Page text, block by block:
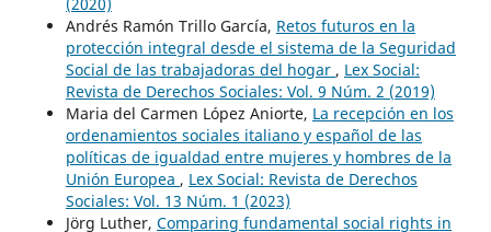
Andrés Ramón Trillo García, Retos futuros en la
protección integral desde el sistema de la Seguridad
Social de las trabajadoras del hogar , Lex Social:
Revista de Derechos Sociales: Vol. 9 Núm. 2 (2019)
Maria del Carmen López Aniorte, La recepción en los
ordenamientos sociales italiano y español de las
políticas de igualdad entre mujeres y hombres de la
Unión Europea , Lex Social: Revista de Derechos
Sociales: Vol. 13 Núm. 1 (2023)
Jörg Luther, Comparing fundamental social rights in